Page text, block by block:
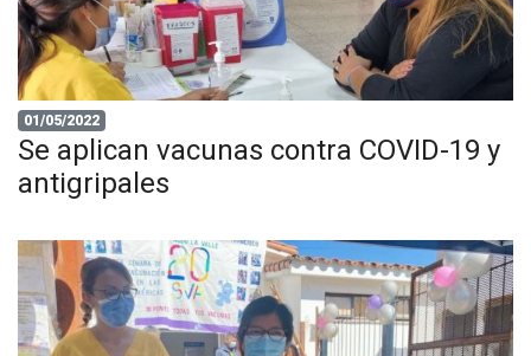
01/05/2022
Se aplican vacunas contra COVID-19 y
antigripales